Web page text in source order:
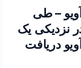
– طی
نزدیکی یک
دریافت